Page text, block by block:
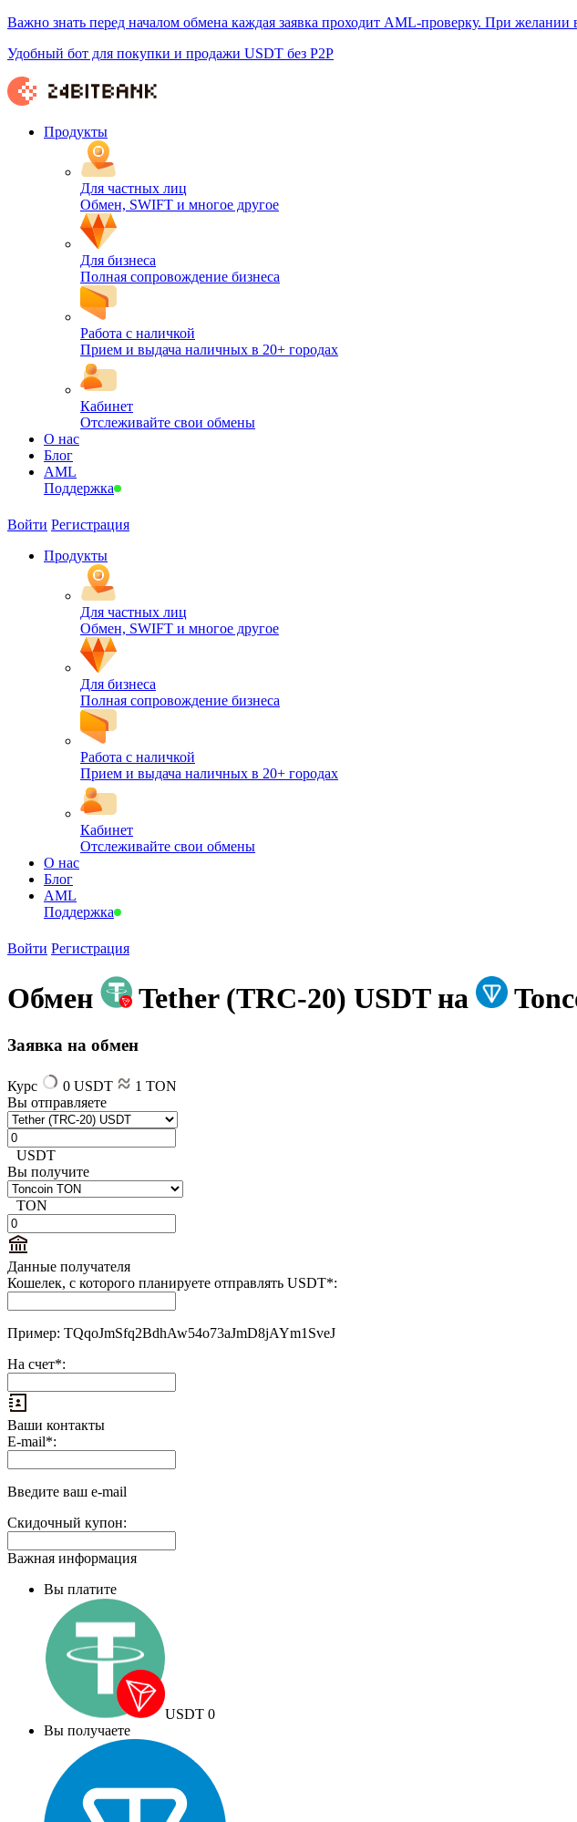
Важно знать перед началом обмена каждая заявка проходит AML-проверку. При
Удобный бот для покупки и продажи USDT без P2P
Продукты
Для частных лиц
Обмен, SWIFT и многое другое
Для бизнеса
Полная сопровождение бизнеса
Работа с наличкой
Прием и выдача наличных в 20+ городах
Кабинет
Отслеживайте свои обмены
О нас
Блог
AML
Поддержка
Войти Регистрация
Продукты
Для частных лиц
Обмен, SWIFT и многое другое
Для бизнеса
Полная сопровождение бизнеса
Работа с наличкой
Прием и выдача наличных в 20+ городах
Кабинет
Отслеживайте свои обмены
О нас
Блог
AML
Поддержка
Войти Регистрация
Обмен Tether (TRC-20) USDT на
Заявка на обмен
Курс 0 USDT
1 TON
Вы отправляете
USDT
Вы получите
TON
Данные получателя
Кошелек, с которого планируете отправлять USDT*:
Пример: TQqoJmSfq2BdhAw54o73aJmD8jAYm1SveJ
На счет*:
Ваши контакты
Выплаты
доп.
поле:
E-mail*:
Введите ваш e-mail
Скидочный купон:
Важная информация
Вы платите
USDT 0
Вы получаете